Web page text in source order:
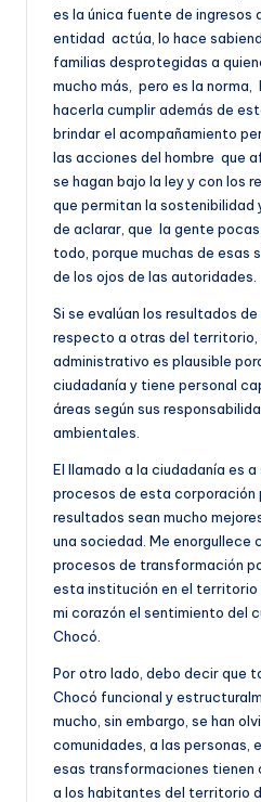
es la única fuente de ingresos
entidad actúa, lo hace
familias desprotegidas a
mucho más, pero es la norma,
hacerla cumplir además de
brindar el acompañamiento
las acciones del hombre que
se hagan bajo la ley y con los
que permitan la sostenibilidad
de aclarar, que la gente
todo, porque muchas de esas
de los ojos de las autoridades.
Si se evalúan los resultados
respecto a otras del territorio,
administrativo es plausible
ciudadanía y tiene personal
áreas según sus
ambientales.
El llamado a la ciudadanía es
procesos de esta corporación
resultados sean mucho
una sociedad. Me enorgullece
procesos de transformación
esta institución en el territorio
mi corazón el sentimiento del
Chocó.
Por otro lado, debo decir que
Chocó funcional y
mucho, sin embargo, se han
comunidades, a las personas,
esas transformaciones tienen
a los habitantes del territorio